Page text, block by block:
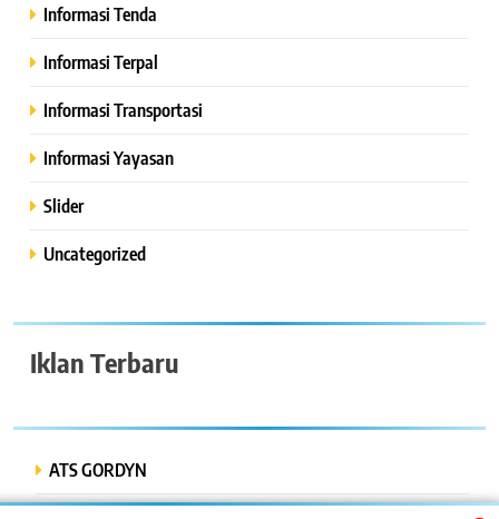
Informasi Tenda
Informasi Terpal
Informasi Transportasi
Informasi Yayasan
Slider
Uncategorized
Iklan Terbaru
ATS GORDYN